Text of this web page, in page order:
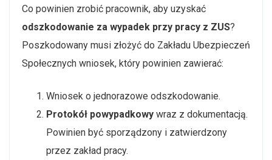
Co powinien zrobić pracownik, aby uzyskać
odszkodowanie za wypadek przy pracy z ZUS?
Poszkodowany musi złożyć do Zakładu Ubezpieczeń
Społecznych wniosek, który powinien zawierać:
Wniosek o jednorazowe odszkodowanie.
Protokół powypadkowy wraz z dokumentacją.
Powinien być sporządzony i zatwierdzony
przez zakład pracy.